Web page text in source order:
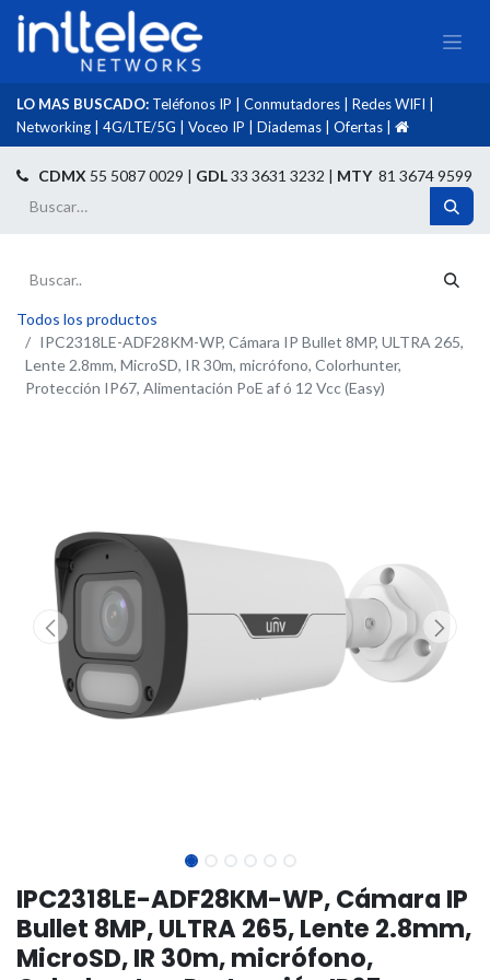
LO MAS BUSCADO: Teléfonos IP Conmutadores Redes WIFI
Networking
4G/LTE/5G Voceo IP Diademas Ofertas
CDMX 55 5087 0029 | GDL33 3631 3232 | MTY81 3674 9599
Todos los productos
IPC2318LE-ADF28KM-WP, Cámara IP Bullet 8MP, ULTRA 265,
Lente 2.8mm, MicroSD, IR 30m, micrófono, Colorhunter,
Protección IP67, Alimentación PoE af ó 12 Vcc (Easy)
IPC2318LE-ADF28KM-WP, Cámara IP
Bullet 8MP, ULTRA 265, Lente 2.8mm,
MicroSD, IR 30m, micrófono,